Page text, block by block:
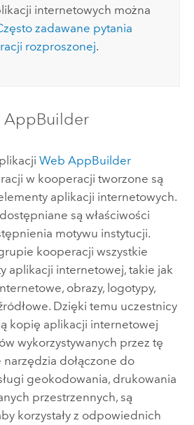
internetowych można
zadawane pytania
rozproszonej.
AppBuilder
Web AppBuilder
w kooperacji tworzone są
aplikacji internetowych.
są właściwości
motywu instytucji.
kooperacji wszystkie
aplikacji internetowej, takie jak
obrazy, logotypy,
Dzięki temu uczestnicy
kopię aplikacji internetowej
wykorzystywanych przez tę
dołączone do
geokodowania, drukowania
przestrzennych, są
korzystały z odpowiednich